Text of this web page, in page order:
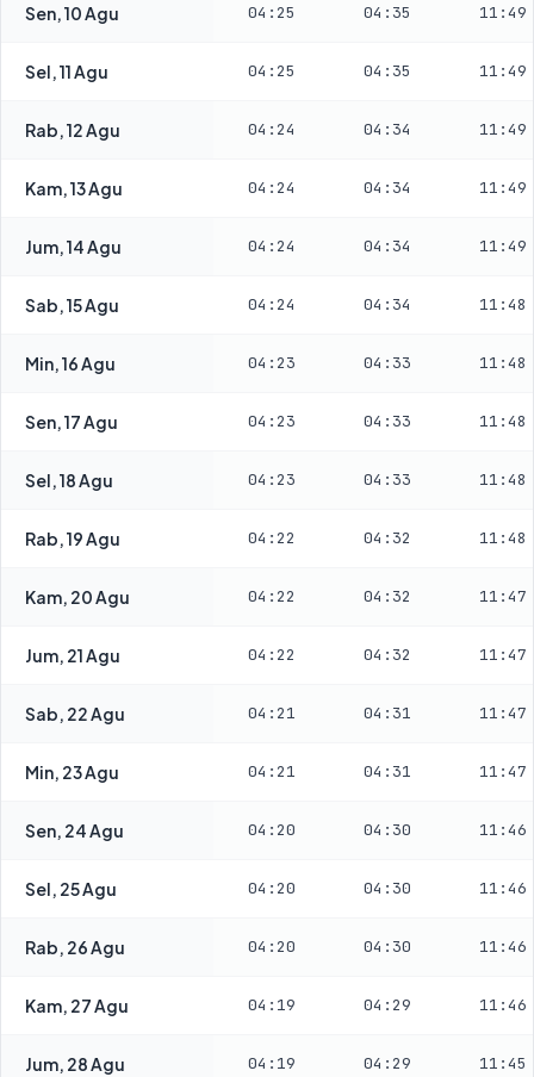
Sen, 10 Agu 04:25 04:35 11:49
Sel, 11 Agu 04:25 04:35 11:49
Rab, 12 Agu 04:24 04:34 11:49
Kam, 13 Agu 04:24 04:34 11:49
Jum, 14 Agu 04:24 04:34 11:49
Sab, 15 Agu 04:24 04:34 11:48
Min, 16 Agu 04:23 04:33 11:48
Sen, 17 Agu 04:23 04:33 11:48
Sel, 18 Agu 04:23 04:33 11:48
Rab, 19 Agu 04:22 04:32 11:48
Kam, 20 Agu 04:22 04:32 11:47
Jum, 21 Agu 04:22 04:32 11:47
Sab, 22 Agu 04:21 04:31 11:47
Min, 23 Agu 04:21 04:31 11:47
Sen, 24 Agu 04:20 04:30 11:46
Sel, 25 Agu 04:20 04:30 11:46
Rab, 26 Agu 04:20 04:30 11:46
Kam, 27 Agu 04:19 04:29 11:46
Jum, 28 Agu 04:19 04:29 11:45